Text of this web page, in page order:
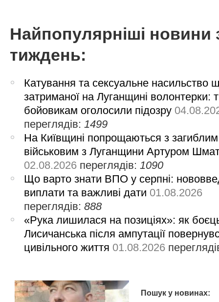
Найпопулярніші новини
тиждень:
Катування та сексуальне насильство
затриманої на Луганщині волонтерки:
бойовикам оголосили підозру
переглядів:1499
На Київщині попрощаються з загиблим
військовим з Луганщини Артуром
02.08.2026 переглядів:1090
Що варто знати ВПО у серпні:
виплати та важливі дати 01.08.2026
переглядів:888
«Рука лишилася на позиціях»: як
Лисичанська після ампутації
цивільного життя 01.08.2026
Пошук у новинах: